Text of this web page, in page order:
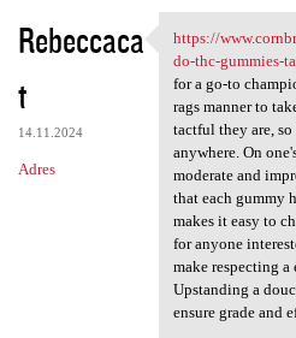
Rebeccaca
t
14.11.2024
Adres
https://
https://
do-thc-gummies-
for a go-to
rags manner to
tactful they are,
anywhere. On
moderate and
that each gummy
makes it easy to
for anyone
make respecting
Upstanding a
ensure grade and